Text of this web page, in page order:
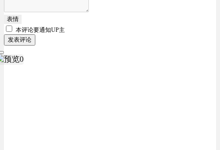
表情
本评论要通知UP主
发表评论